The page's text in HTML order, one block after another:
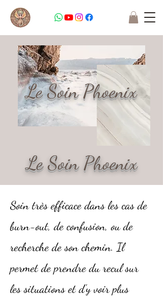
Le Soin Phoenix
Le Soin Phoenix
Soin très efficace dans les cas de
burn-out, de confusion, ou de
recherche de son chemin. Il
permet de prendre du recul sur
les situations et d'y voir plus